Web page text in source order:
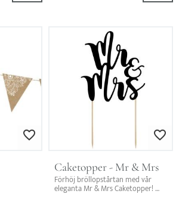
Lägg till i favoriter Lägg till i
Caketopper - Mr & Mrs
Förhöj bröllopstårtan med vår
eleganta Mr & Mrs Caketopper!